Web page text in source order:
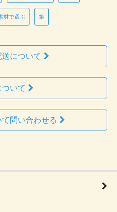
材で選ぶ 銀
について
いて
問い合わせる